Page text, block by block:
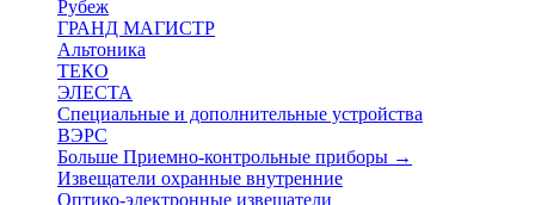
Рубеж
ГРАНД МАГИСТР
Альтоника
ТЕКО
ЭЛЕСТА
Специальные и дополнительные устройства
ВЭРС
Больше Приемно-контрольные приборы →
Извещатели охранные внутренние
Оптико-электронные извещатели